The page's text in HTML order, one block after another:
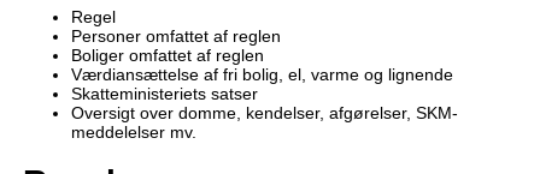
Regel
Personer omfattet af reglen
Boliger omfattet af reglen
Værdiansættelse af fri bolig, el, varme og lignende
Skatteministeriets satser
Oversigt over domme, kendelser, afgørelser, SKM-
meddelelser mv.